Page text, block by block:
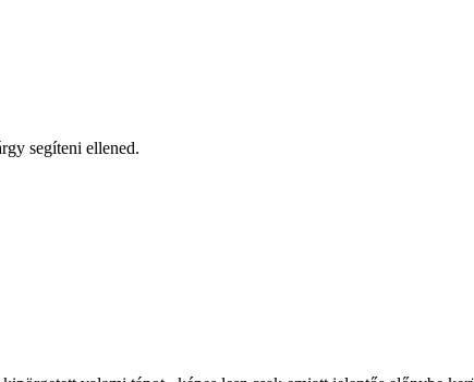
segíteni ellened.